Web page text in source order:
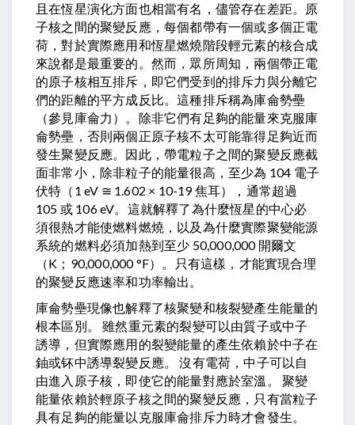
且在恆星演化方面也相當有名，儘管存在差距。原
子核之間的聚變反應，每個都帶有一個或多個正電
荷，對於實際應用和恆星燃燒階段輕元素的核合成
來說都是最重要的。然而，眾所周知，兩個帶正電
的原子核相互排斥，即它們受到的排斥力與分離它
們的距離的平方成反比。這種排斥稱為庫侖勢壘
（參見庫侖力）。除非它們有足夠的能量來克服庫
侖勢壘，否則兩個正原子核不太可能靠得足夠近而
發生聚變反應。因此，帶電粒子之間的聚變反應截
面非常小，除非粒子的能量很高，至少為 104 電子
伏特（1 eV ≅ 1.602 × 10-19 焦耳），通常超過
105 或 106 eV。這就解釋了為什麼恆星的中心必
須很熱才能使燃料燃燒，以及為什麼實際聚變能源
系統的燃料必須加熱到至少 50,000,000 開爾文
（K；90,000,000 °F）。只有這樣，才能實現合理
的聚變反應速率和功率輸出。
庫侖勢壘現像也解釋了核聚變和核裂變產生能量的
根本區別。 雖然重元素的裂變可以由質子或中子
誘導，但實際應用的裂變能量的產生依賴於中子在
鈾或钚中誘導裂變反應。 沒有電荷，中子可以自
由進入原子核，即使它的能量對應於室溫。 聚變
能量依賴於輕原子核之間的聚變反應，只有當粒子
具有足夠的能量以克服庫侖排斥力時才會發生。